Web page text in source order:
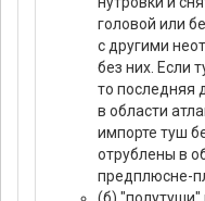
головой или
с другими
без них. Если
то последняя
в области
импорте туш
отрублены в
предплюсне-